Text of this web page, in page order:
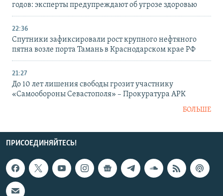
годов: эксперты предупреждают об угрозе здоровью
22:36
Спутники зафиксировали рост крупного нефтяного
пятна возле порта Тамань в Краснодарском крае РФ
21:27
До 10 лет лишения свободы грозит участнику
«Самообороны Севастополя» – Прокуратура АРК
БОЛЬШЕ
ПРИСОЕДИНЯЙТЕСЬ!